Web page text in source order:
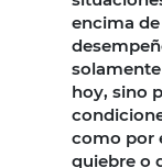
encima
hoy, sino
como por
quiebre o